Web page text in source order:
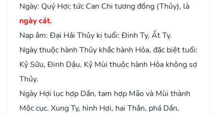
Ngày: Quý Hợi; tức Can Chi tương đồng (Thủy), là
ngày cát.
Nạp âm: Đại Hải Thủy kị tuổi: Đinh Tỵ, Ất Tỵ.
Ngày thuộc hành Thủy khắc hành Hỏa, đặc biệt tuổi:
Kỷ Sửu, Đinh Dậu, Kỷ Mùi thuộc hành Hỏa không sợ
Thủy.
Ngày Hợi lục hợp Dần, tam hợp Mão và Mùi thành
Mộc cục. Xung Tỵ, hình Hợi, hại Thân, phá Dần,